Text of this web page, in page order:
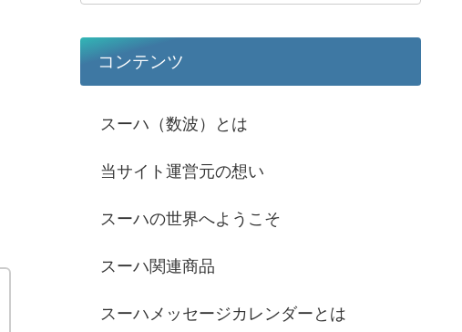
コンテンツ
スーハ（数波）とは
当サイト運営元の想い
スーハの世界へようこそ
スーハ関連商品
スーハメッセージカレンダーとは